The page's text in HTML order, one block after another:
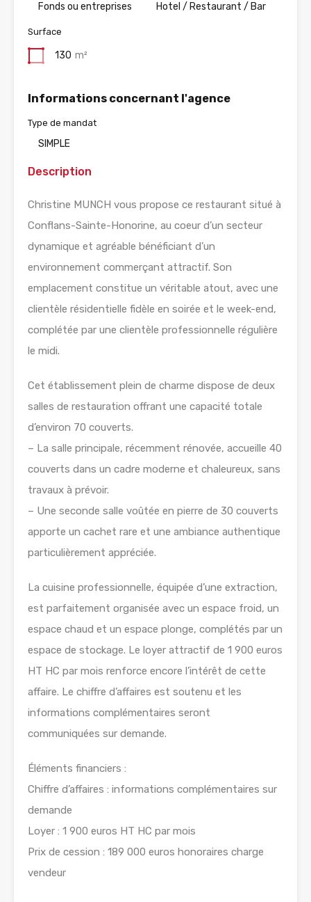
Fonds ou entreprises Hotel / Restaurant / Bar
Surface
130 m²
Informations concernant l'agence
Type de mandat
SIMPLE
Description
Christine MUNCH vous propose ce restaurant situé à
Conflans-Sainte-Honorine, au coeur d’un secteur
dynamique et agréable bénéficiant d’un
environnement commerçant attractif. Son
emplacement constitue un véritable atout, avec une
clientèle résidentielle fidèle en soirée et le week-end,
complétée par une clientèle professionnelle régulière
le midi.
Cet établissement plein de charme dispose de deux
salles de restauration offrant une capacité totale
d’environ 70 couverts.
– La salle principale, récemment rénovée, accueille 40
couverts dans un cadre moderne et chaleureux, sans
travaux à prévoir.
– Une seconde salle voûtée en pierre de 30 couverts
apporte un cachet rare et une ambiance authentique
particulièrement appréciée.
La cuisine professionnelle, équipée d’une extraction,
est parfaitement organisée avec un espace froid, un
espace chaud et un espace plonge, complétés par un
espace de stockage. Le loyer attractif de 1 900 euros
HT HC par mois renforce encore l’intérêt de cette
affaire. Le chiffre d’affaires est soutenu et les
informations complémentaires seront
communiquées sur demande.
Éléments financiers :
Chiffre d’affaires : informations complémentaires sur
demande
Loyer : 1 900 euros HT HC par mois
Prix de cession : 189 000 euros honoraires charge
vendeur